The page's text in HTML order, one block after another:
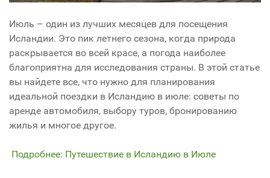
Июль – один из лучших месяцев для посещения
Исландии. Это пик летнего сезона, когда природа
раскрывается во всей красе, а погода наиболее
благоприятна для исследования страны. В этой статье
вы найдете все, что нужно для планирования
идеальной поездки в Исландию в июле: советы по
аренде автомобиля, выбору туров, бронированию
жилья и многое другое.
Подробнее: Путешествие в Исландию в Июле